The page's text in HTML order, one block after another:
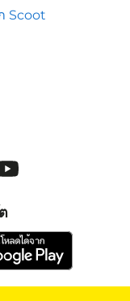
Scoot